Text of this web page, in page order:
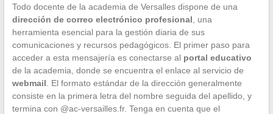
Todo docente de la academia de Versalles dispone de una
dirección de correo electrónico profesional , una
herramienta esencial para la gestión diaria de sus
comunicaciones y recursos pedagógicos. El primer paso para
acceder a esta mensajería es conectarse al portal educativo
de la academia, donde se encuentra el enlace al servicio de
webmail . El formato estándar de la dirección generalmente
consiste en la primera letra del nombre seguida del apellido, y
termina con @ac-versailles.fr. Tenga en cuenta que el